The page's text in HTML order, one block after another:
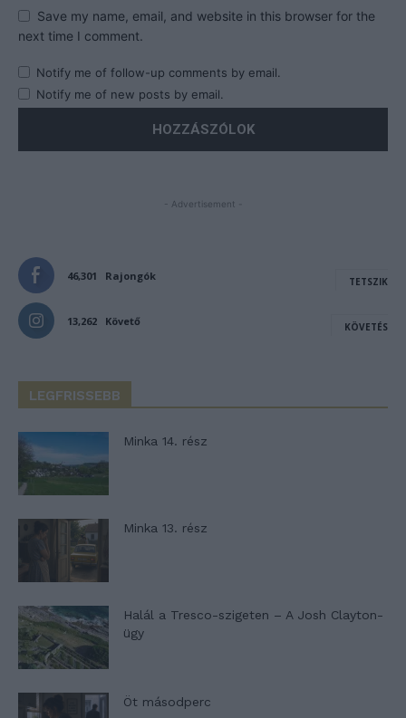
Save my name, email, and website in this browser for the
next time I comment.
Notify me of follow-up comments by email.
Notify me of new posts by email.
- Advertisement -
46,301 Rajongók TETSZIK
13,262 Követő KÖVETÉS
LEGFRISSEBB
Minka 14. rész
Minka 13. rész
Halál a Tresco-szigeten – A Josh Clayton-
ügy
Öt másodperc